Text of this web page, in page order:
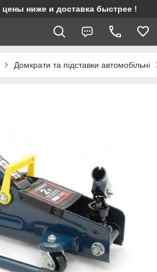
ниже и доставка быстрее !
Домкрати та підставки автомобільні